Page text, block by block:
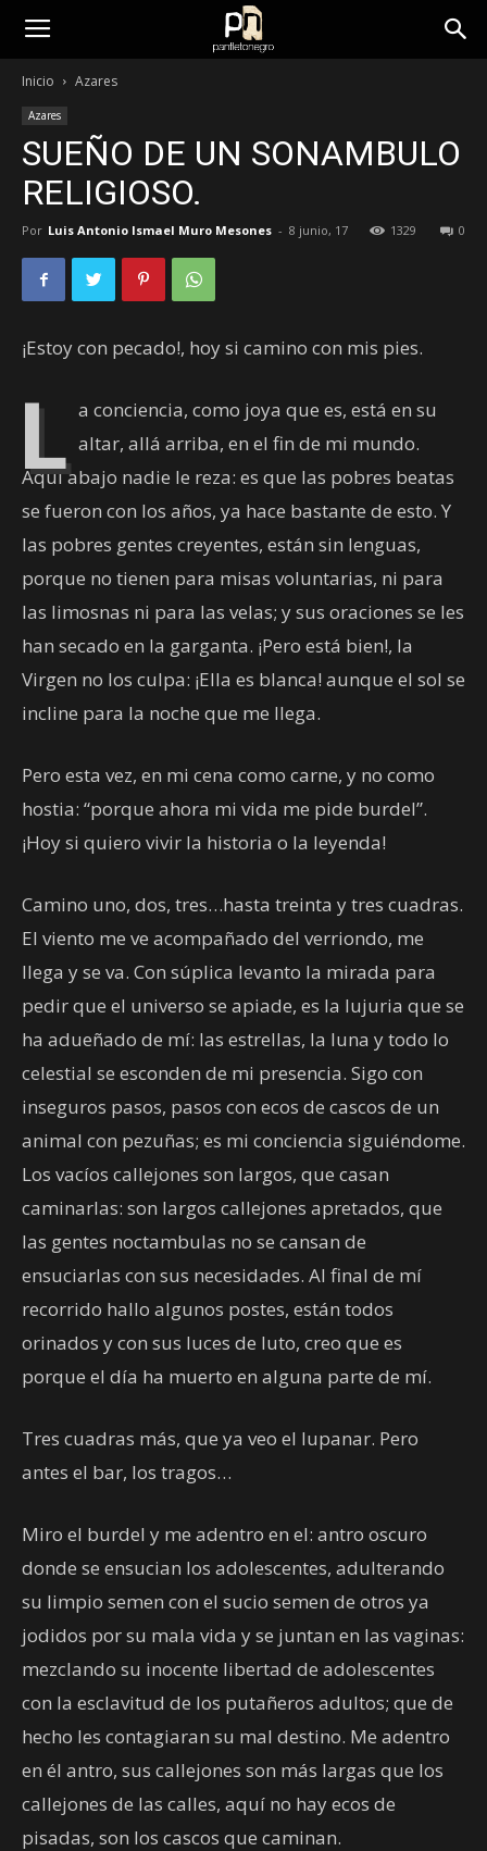
panfletonegro
Inicio Azares
Azares
SUEÑO DE UN SONAMBULO
RELIGIOSO.
Por Luis Antonio Ismael Muro Mesones - 8 junio, 17 0
1329
¡Estoy con pecado!, hoy si camino con mis pies.
L a conciencia, como joya que es, está en su
altar, allá arriba, en el fin de mi mundo.
Aquí abajo nadie le reza: es que las pobres beatas
se fueron con los años, ya hace bastante de esto. Y
las pobres gentes creyentes, están sin lenguas,
porque no tienen para misas voluntarias, ni para
las limosnas ni para las velas; y sus oraciones se les
han secado en la garganta. ¡Pero está bien!, la
Virgen no los culpa: ¡Ella es blanca! aunque el sol se
incline para la noche que me llega.
Pero esta vez, en mi cena como carne, y no como
hostia: “porque ahora mi vida me pide burdel”.
¡Hoy si quiero vivir la historia o la leyenda!
Camino uno, dos, tres…hasta treinta y tres cuadras.
El viento me ve acompañado del verriondo, me
llega y se va. Con súplica levanto la mirada para
pedir que el universo se apiade, es la lujuria que se
ha adueñado de mí: las estrellas, la luna y todo lo
celestial se esconden de mi presencia. Sigo con
inseguros pasos, pasos con ecos de cascos de un
animal con pezuñas; es mi conciencia siguiéndome.
Los vacíos callejones son largos, que casan
caminarlas: son largos callejones apretados, que
las gentes noctambulas no se cansan de
ensuciarlas con sus necesidades. Al final de mí
recorrido hallo algunos postes, están todos
orinados y con sus luces de luto, creo que es
porque el día ha muerto en alguna parte de mí.
Tres cuadras más, que ya veo el lupanar. Pero
antes el bar, los tragos…
Miro el burdel y me adentro en el: antro oscuro
donde se ensucian los adolescentes, adulterando
su limpio semen con el sucio semen de otros ya
jodidos por su mala vida y se juntan en las vaginas:
mezclando su inocente libertad de adolescentes
con la esclavitud de los putañeros adultos; que de
hecho les contagiaran su mal destino. Me adentro
en él antro, sus callejones son más largas que los
callejones de las calles, aquí no hay ecos de
pisadas, son los cascos que caminan.